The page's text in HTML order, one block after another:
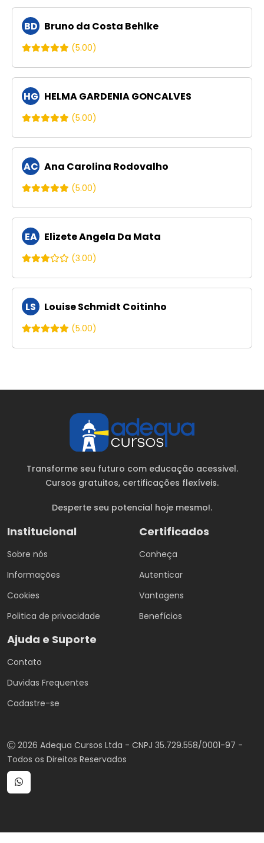
BD Bruno da Costa Behlke
(5.00)
HG HELMA GARDENIA GONCALVES
(5.00)
AC Ana Carolina Rodovalho
(5.00)
EA Elizete Angela Da Mata
(3.00)
LS Louise Schmidt Coitinho
(5.00)
Transforme seu futuro com educação acessivel.
Cursos gratuitos, certificações flexíveis.
Desperte seu potencial hoje mesmo!.
Institucional
Sobre nós
Informações
Cookies
Politica de privacidade
Certificados
Conheça
Autenticar
Vantagens
Benefícios
Ajuda e Suporte
Contato
Duvidas Frequentes
Cadastre-se
2026 Adequa Cursos Ltda - CNPJ 35.729.558/0001-97 -
Todos os Direitos Reservados